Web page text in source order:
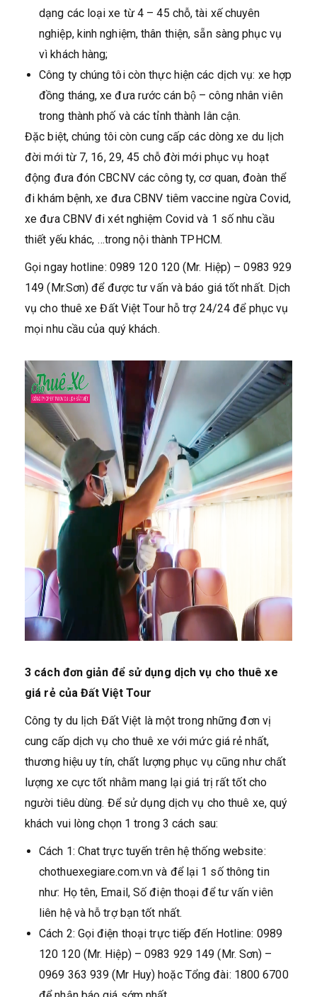
dạng các loại xe từ 4 – 45 chỗ, tài xế chuyên
nghiệp, kinh nghiệm, thân thiện, sẵn sàng phục vụ
vì khách hàng;
Công ty chúng tôi còn thực hiện các dịch vụ: xe hợp
đồng tháng, xe đưa rước cán bộ – công nhân viên
trong thành phố và các tỉnh thành lân cận.
Đặc biệt, chúng tôi còn cung cấp các dòng xe du lịch
đời mới từ 7, 16, 29, 45 chỗ đời mới phục vụ hoạt
động đưa đón CBCNV các công ty, cơ quan, đoàn thể
đi khám bệnh, xe đưa CBNV tiêm vaccine ngừa Covid,
xe đưa CBNV đi xét nghiệm Covid và 1 số nhu cầu
thiết yếu khác, …trong nội thành TPHCM.
Gọi ngay hotline: 0989 120 120 (Mr. Hiệp) – 0983 929
149 (Mr.Sơn) để được tư vấn và báo giá tốt nhất. Dịch
vụ cho thuê xe Đất Việt Tour hỗ trợ 24/24 để phục vụ
mọi nhu cầu của quý khách.
3 cách đơn giản để sử dụng dịch vụ cho thuê xe
giá rẻ của Đất Việt Tour
Công ty du lịch Đất Việt là một trong những đơn vị
cung cấp dịch vụ cho thuê xe với mức giá rẻ nhất,
thương hiệu uy tín, chất lượng phục vụ cũng như chất
lượng xe cực tốt nhằm mang lại giá trị rất tốt cho
người tiêu dùng. Để sử dụng dịch vụ cho thuê xe, quý
khách vui lòng chọn 1 trong 3 cách sau:
Cách 1: Chat trực tuyến trên hệ thống website:
chothuexegiare.com.vn và để lại 1 số thông tin
như: Họ tên, Email, Số điện thoại để tư vấn viên
liên hệ và hỗ trợ bạn tốt nhất.
Cách 2: Gọi điện thoại trực tiếp đến Hotline: 0989
120 120 (Mr. Hiệp) – 0983 929 149 (Mr. Sơn) –
0969 363 939 (Mr Huy) hoặc Tổng đài: 1800 6700